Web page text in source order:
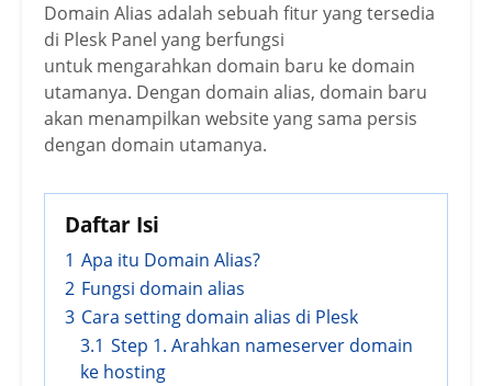
Domain Alias adalah sebuah fitur yang tersedia
di Plesk Panel yang berfungsi
untuk mengarahkan domain baru ke domain
utamanya. Dengan domain alias, domain baru
akan menampilkan website yang sama persis
dengan domain utamanya.
Daftar Isi
1 Apa itu Domain Alias?
2 Fungsi domain alias
3 Cara setting domain alias di Plesk
3.1 Step 1. Arahkan nameserver domain
ke hosting